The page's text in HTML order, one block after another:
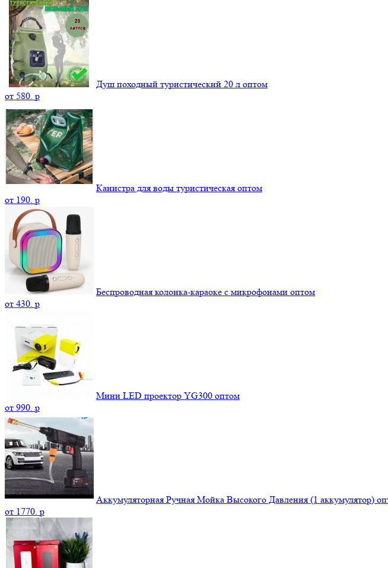
Душ походный туристический 20 л оптом
от 580. p
Канистра для воды туристическая оптом
от 190. p
Беспроводная колонка-караоке с микрофонами оптом
от 430. p
Мини LED проектор YG300 оптом
от 990. p
Аккумуляторная Ручная Мойка Высокого Давления (1 аккумулятор)
от 1770. p